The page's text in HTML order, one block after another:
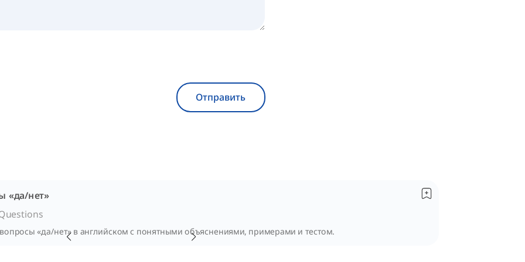
Отправить
«да/нет»
«да/нет» в английском с понятными объяснениями, примерами и тестом.